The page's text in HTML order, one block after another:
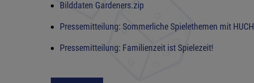
Bilddaten Gardeners.zip
Pressemitteilung: Sommerliche Spielethemen mit HUCH
Pressemitteilung: Familienzeit ist Spielezeit!